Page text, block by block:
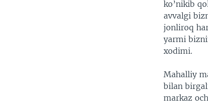
ko’nikib
avvalgi
jonliroq
yarmi
xodimi.
Mahalliy
bilan
markaz